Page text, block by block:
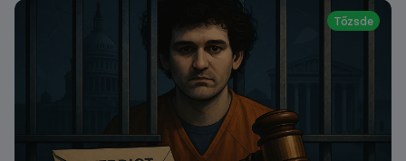
Tőzsde